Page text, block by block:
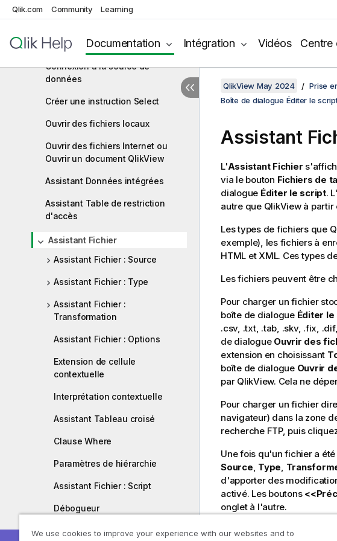
Qlik.com Community Learning
Documentation Intégration Vidéos Centre
Visionneur de tables
données
Connexion à la source de
données
Créer une instruction Select
Ouvrir des fichiers locaux
Ouvrir des fichiers Internet ou
Ouvrir un document QlikView
Assistant Données intégrées
Assistant Table de restriction
d'accès
Assistant Fichier
Assistant Fichier : Source
Assistant Fichier : Type
Assistant Fichier :
Transformation
Assistant Fichier : Options
Extension de cellule
contextuelle
Interprétation contextuelle
Assistant Tableau croisé
Clause Where
Paramètres de hiérarchie
Assistant Fichier : Script
Débogueur
QlikView May 2024 Prise
Boîte de dialogue Éditer le
Assistant
L'Assistant Fichier
via le bouton Fichiers de
dialogue Éditer le script.
autre que QlikViewà partir
Les types de fichiers que
exemple), les fichiers à
HTML et XML. Ces types
Les fichiers peuvent être
Pour charger un fichier
boîte de dialogue Éditer
.csv, .txt, .tab, .skv, .fix,
de dialogue Ouvrir des
extension en choisissant
boîte de dialogue Ouvrir
par QlikView. Cela ne
Pour charger un fichier
navigateur) dans la zone
recherche FTP, puis
Une fois qu'un fichier a
Source, Type,
d'apporter des
activé. Les boutons
onglet à l'autre.
Sous les ongletsType
We use cookies to improve your experience with our websites and to